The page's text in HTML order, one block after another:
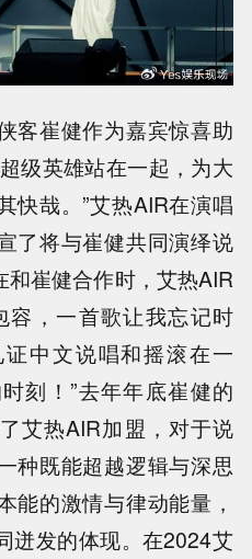
客崔健作为嘉宾惊喜助
级英雄站在一起，为大
快哉。”艾热AIR在演唱
了将与崔健共同演绎说
崔健合作时，艾热AIR
容，一首歌让我忘记时
中文说唱和摇滚在一
刻！”去年年底崔健的
艾热AIR加盟，对于说
种既能超越逻辑与深思
能的激情与律动能量，
迸发的体现。在2024艾